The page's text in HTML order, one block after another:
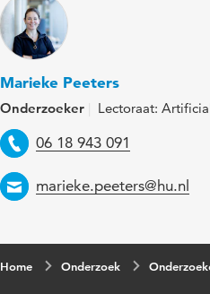
Marieke Peeters
Onderzoeker Lectoraat:
Telefoon
06 18 943 091
Email
marieke.peeters@hu.nl
Home Onderzoek